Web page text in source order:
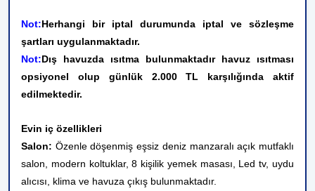
Not:Herhangi bir iptal durumunda iptal ve sözleşme
şartları uygulanmaktadır.
Not:Dış havuzda ısıtma bulunmaktadır havuz ısıtması
opsiyonel olup günlük 2.000 TL karşılığında aktif
edilmektedir.
Evin iç özellikleri
Salon: Özenle döşenmiş eşsiz deniz manzaralı açık mutfaklı
salon, modern koltuklar, 8 kişilik yemek masası, Led tv, uydu
alıcısı, klima ve havuza çıkış bulunmaktadır.